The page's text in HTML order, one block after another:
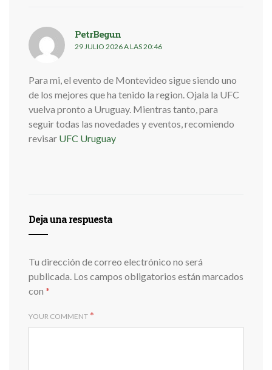
PetrBegun
29 JULIO 2026 A LAS 20:46
Para mi, el evento de Montevideo sigue siendo uno
de los mejores que ha tenido la region. Ojala la UFC
vuelva pronto a Uruguay. Mientras tanto, para
seguir todas las novedades y eventos, recomiendo
revisar UFC Uruguay
Deja una respuesta
Tu dirección de correo electrónico no será
publicada. Los campos obligatorios están marcados
con *
YOUR COMMENT *